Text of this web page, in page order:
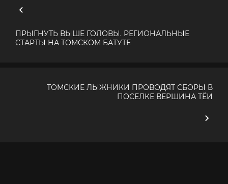
ПРЫГНУТЬ ВЫШЕ ГОЛОВЫ. РЕГИОНАЛЬНЫЕ
СТАРТЫ НА ТОМСКОМ БАТУТЕ
ТОМСКИЕ ЛЫЖНИКИ ПРОВОДЯТ СБОРЫ В
ПОСЕЛКЕ ВЕРШИНА ТЁИ